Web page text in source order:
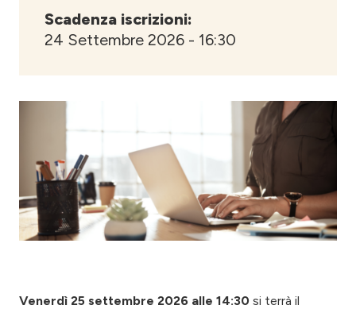
Venerdì 25 settembre 2026 alle 14:30 si terrà il
Scadenza iscrizioni:
24 Settembre 2026 - 16:30